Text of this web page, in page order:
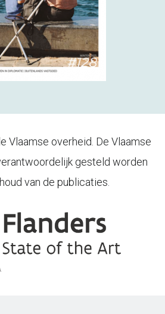
Vlaamse overheid. De Vlaamse
gesteld worden
van de publicaties.